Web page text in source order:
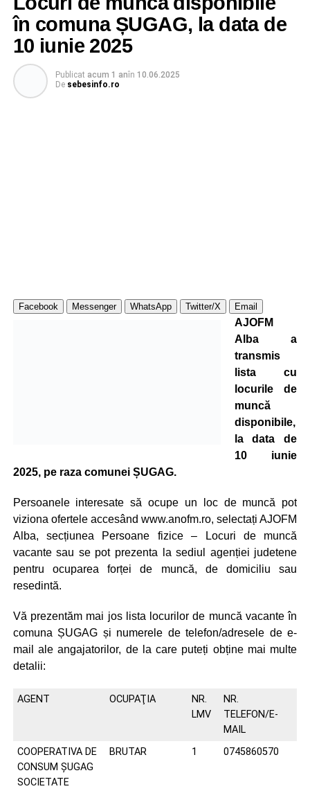
în comuna ȘUGAG, la data de
10 iunie 2025
Publicat acum 1 anîn 10.06.2025
De sebesinfo.ro
Facebook Messenger WhatsApp Twitter/X Email
AJOFM
Alba a
transmis
lista cu
locurile de
muncă
disponibile,
la data de
10 iunie
2025, pe raza comunei ȘUGAG.
Persoanele interesate să ocupe un loc de muncă pot
viziona ofertele accesând www.anofm.ro, selectați AJOFM
Alba, secțiunea Persoane fizice – Locuri de muncă
vacante sau se pot prezenta la sediul agenției judetene
pentru ocuparea forței de muncă, de domiciliu sau
resedintă.
Vă prezentăm mai jos lista locurilor de muncă vacante în
comuna ȘUGAG și numerele de telefon/adresele de e-
mail ale angajatorilor, de la care puteți obține mai multe
detalii:
AGENT OCUPAŢIA
NR.
LMV
NR.
TELEFON/E-
MAIL
COOPERATIVA DE
CONSUM ŞUGAG
SOCIETATE
BRUTAR 1 0745860570